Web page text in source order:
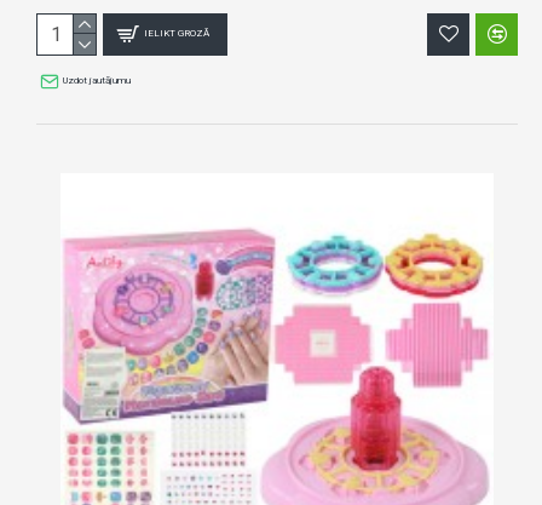
IELIKT GROZĀ
Uzdot jautājumu